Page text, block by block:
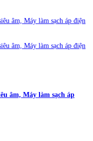
âm, Máy làm sạch áp